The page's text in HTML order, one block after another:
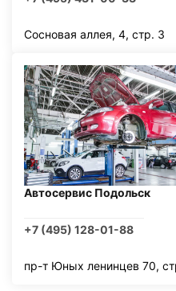
Сосновая аллея, 4, стр. 3
Автосервис Подольск
+7 (495) 128-01-88
пр-т Юных ленинцев 70,